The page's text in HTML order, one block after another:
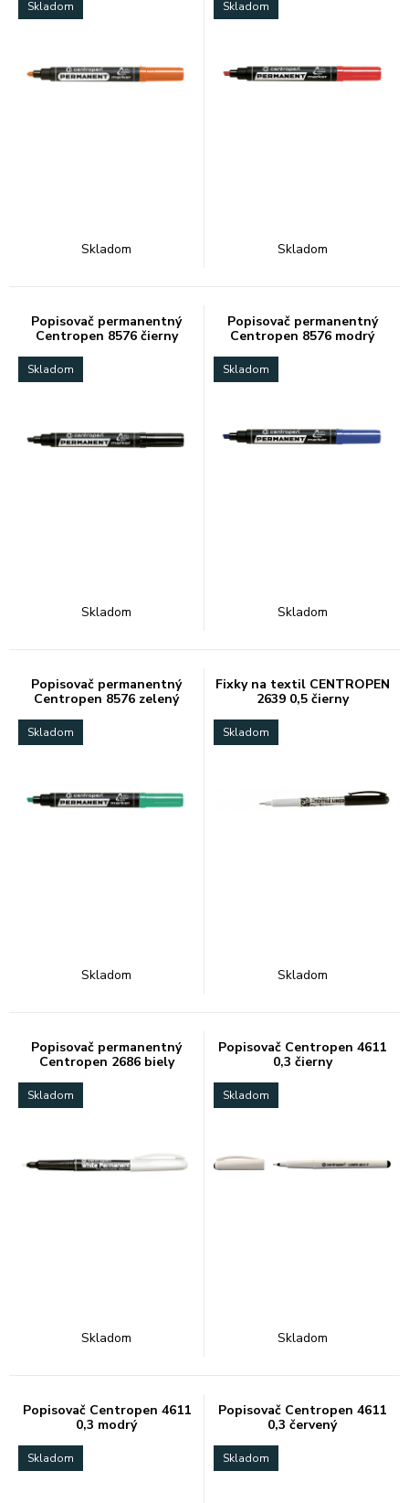
Skladom
Skladom
Skladom
Skladom
Popisovač permanentný
Centropen 8576 čierny
Skladom
Skladom
Popisovač permanentný
Centropen 8576 modrý
Skladom
Skladom
Popisovač permanentný
Centropen 8576 zelený
Skladom
Skladom
Fixky na textil CENTROPEN
2639 0,5 čierny
Skladom
Skladom
Popisovač permanentný
Centropen 2686 biely
Skladom
Skladom
Popisovač Centropen 4611
0,3 čierny
Skladom
Skladom
Popisovač Centropen 4611
0,3 modrý
Skladom
Popisovač Centropen 4611
0,3 červený
Skladom